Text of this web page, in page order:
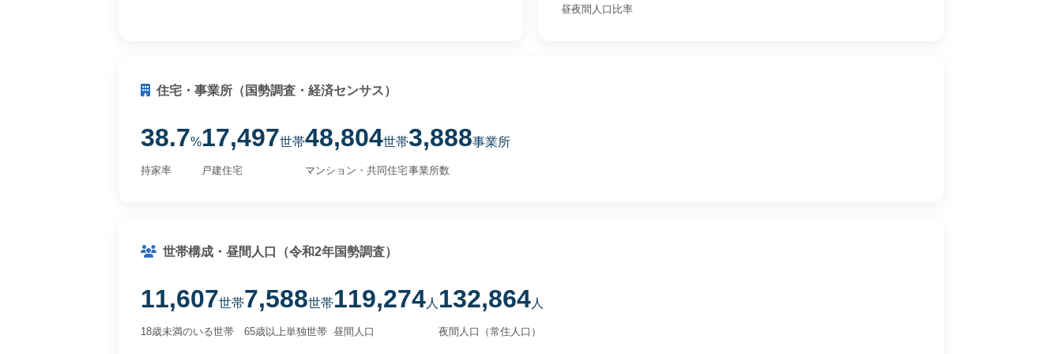
昼夜間人口比率
住宅・事業所（国勢調査・経済センサス）
38.7%
持家率
17,497世帯
戸建住宅
48,804世帯
マンション・共同住宅
3,888事業所
事業所数
世帯構成・昼間人口（令和2年国勢調査）
11,607世帯
18歳未満のいる世帯
7,588世帯
65歳以上単独世帯
119,274人
昼間人口
132,864人
夜間人口（常住人口）